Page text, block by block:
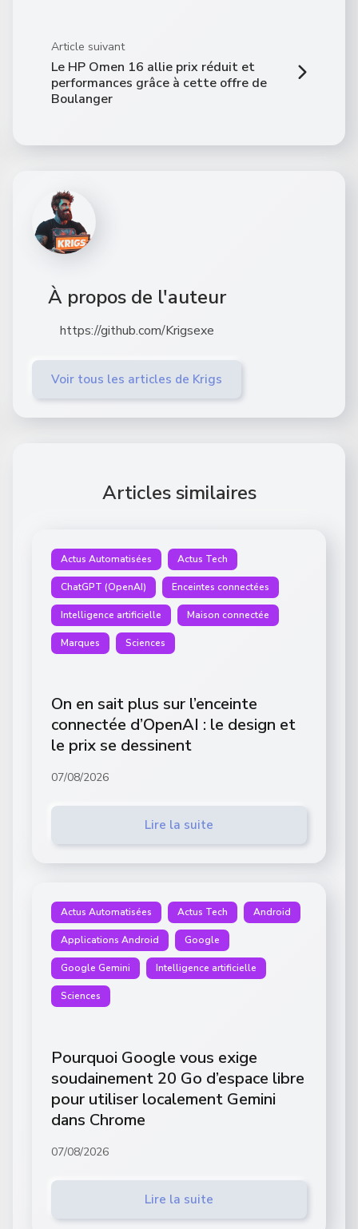
Article suivant
Le HP Omen 16 allie prix réduit et
performances grâce à cette offre de
Boulanger
À propos de l'auteur
https://github.com/Krigsexe
Voir tous les articles de Krigs
Articles similaires
Actus Automatisées Actus Tech
ChatGPT (OpenAI) Enceintes connectées
Intelligence artificielle Maison connectée
Marques Sciences
On en sait plus sur l’enceinte
connectée d’OpenAI : le design et
le prix se dessinent
07/08/2026
Lire la suite
Actus Automatisées Actus Tech Android
Applications Android Google
Google Gemini Intelligence artificielle
Sciences
Pourquoi Google vous exige
soudainement 20 Go d’espace libre
pour utiliser localement Gemini
dans Chrome
07/08/2026
Lire la suite